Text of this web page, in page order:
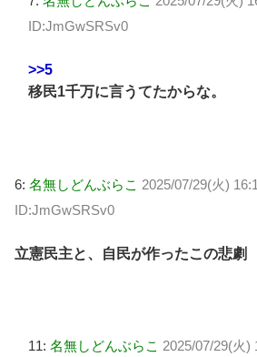
ID:JmGwSRSv0
>>5
移民1千万に言うてたからな。
6: 名無しどんぶらこ 2025/07/29(火)
ID:JmGwSRSv0
立憲民主と、自民が作ったこの悲劇
11: 名無しどんぶらこ 2025/07/29(火)